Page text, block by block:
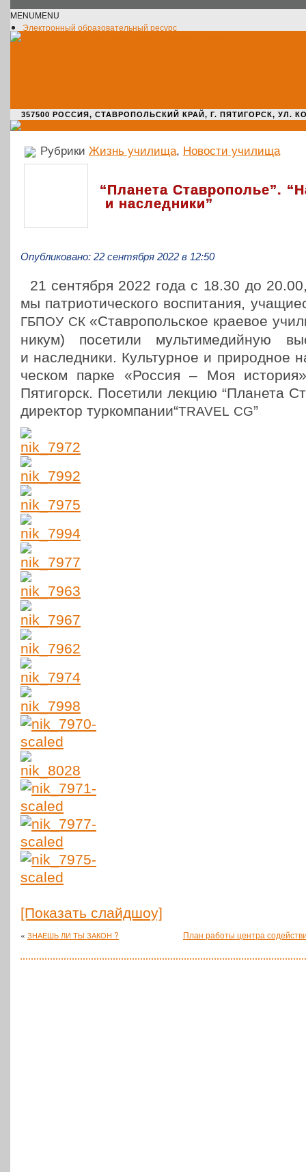
MENUMENU
Электронный образовательный ресурс
357500 РОССИЯ, СТАВРОПОЛЬСКИЙ КРАЙ, Г. ПЯТИГОРСК, УЛ.
Рубрики Жизнь училища, Новости училища
“Планета Ставрополье”.
и наследники”
Опубликовано: 22 сентября 2022 в 12:50
21 сен­тяб­ря 2022 года с 18.30 до
мы пат­ри­о­ти­че­ско­го вос­пи­та­ния,
ГБПОУ СК«Став­ро­поль­ское краевое
ни­кум) посе­ти­ли муль­ти­ме­дий­ную
и наслед­ни­ки. Куль­тур­ное и при­род­ное
че­ском парке «Россия – Моя
Пяти­горск. Посе­ти­ли лекцию “Планета
дирек­тор туркомпании“TRAVEL CG”
[Пока­зать слайдшоу]
« ЗНАЕШЬ ЛИ ТЫ ЗАКОН ? План работы центра